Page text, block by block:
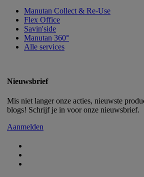
Manutan Collect & Re-Use
Flex Office
Savin'side
Manutan 360°
Alle services
Nieuwsbrief
Mis niet langer onze acties, nieuwste
blogs! Schrijf je in voor onze nieuwsbrief.
Aanmelden